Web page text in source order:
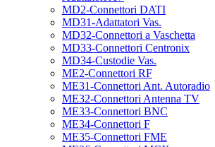
MD2-Connettori DATI
MD31-Adattatori Vas.
MD32-Connettori a Vaschetta
MD33-Connettori Centronix
MD34-Custodie Vas.
ME2-Connettori RF
ME31-Connettori Ant. Autoradio
ME32-Connettori Antenna TV
ME33-Connettori BNC
ME34-Connettori F
ME35-Connettori FME